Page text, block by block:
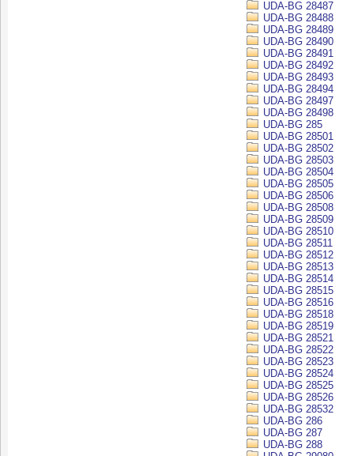
UDA-BG 28487
UDA-BG 28488
UDA-BG 28489
UDA-BG 28490
UDA-BG 28491
UDA-BG 28492
UDA-BG 28493
UDA-BG 28494
UDA-BG 28497
UDA-BG 28498
UDA-BG 285
UDA-BG 28501
UDA-BG 28502
UDA-BG 28503
UDA-BG 28504
UDA-BG 28505
UDA-BG 28506
UDA-BG 28508
UDA-BG 28509
UDA-BG 28510
UDA-BG 28511
UDA-BG 28512
UDA-BG 28513
UDA-BG 28514
UDA-BG 28515
UDA-BG 28516
UDA-BG 28518
UDA-BG 28519
UDA-BG 28521
UDA-BG 28522
UDA-BG 28523
UDA-BG 28524
UDA-BG 28525
UDA-BG 28526
UDA-BG 28532
UDA-BG 286
UDA-BG 287
UDA-BG 288